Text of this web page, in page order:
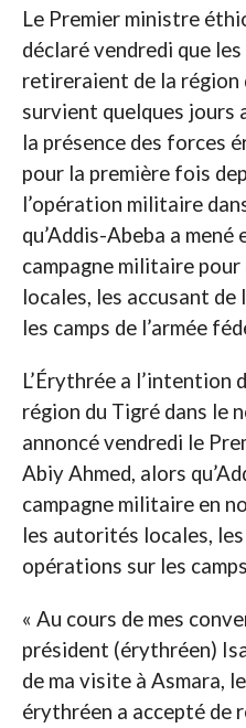
Le Premier ministre
déclaré vendredi que
retireraient de la région
survient quelques jours
la présence des forces
pour la première fois
l’opération militaire
qu’Addis-Abeba a mené
campagne militaire
locales, les accusant
les camps de l’armée
L’Érythrée a l’intention
région du Tigré dans le
annoncé vendredi le
Abiy Ahmed, alors
campagne militaire en
les autorités locales,
opérations sur les
« Au cours de mes
président (érythréen)
de ma visite à Asmara,
érythréen a accepté de